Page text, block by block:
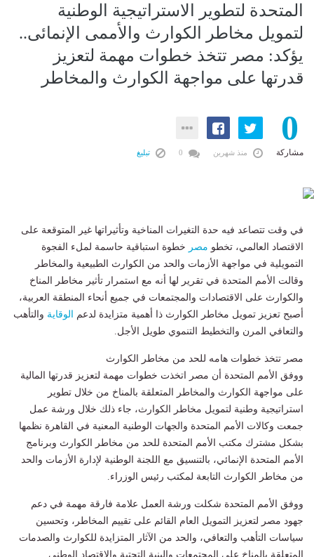
المتحدة لتطوير الاستراتيجية الوطنية
لتمويل مخاطر الكوارث والأممى الإنمائى..
يؤكد: مصر تتخذ خطوات مهمة لتعزيز
قدرتها على مواجهة الكوارث والمخاطر
0
مشاركة منذ شهرين تبليغ
في وقت تتصاعد فيه حدة التغيرات المناخية وتأثيراتها غير المتوقعة على
الاقتصاد العالمي، تخطو مصر خطوة استباقية حاسمة لملء الفجوة
التمويلية في مواجهة الأزمات والحد من الكوارث الطبيعية والمخاطر
وقالت الأمم المتحدة في تقرير لها أنه مع استمرار تأثير مخاطر المناخ
والكوارث على الاقتصادات والمجتمعات في جميع أنحاء المنطقة العربية،
أصبح تعزيز تمويل مخاطر الكوارث ذا أهمية متزايدة لدعم
الوقاية والتأهب
والتعافي المرن والتخطيط التنموي طويل الأجل.
مصر تتخذ خطوات هامه للحد من مخاطر الكوارث
ووفق الأمم المتحدة أن مصر اتخذت خطوات مهمة لتعزيز قدرتها المالية
على مواجهة الكوارث والمخاطر المتعلقة بالمناخ من خلال تطوير
استراتيجية وطنية لتمويل مخاطر الكوارث، جاء ذلك خلال ورشة عمل
جمعت وكالات الأمم المتحدة والجهات الوطنية المعنية في القاهرة نظمها
بشكل مشترك مكتب الأمم المتحدة للحد من مخاطر الكوارث وبرنامج
الأمم المتحدة الإنمائي، بالتنسيق مع اللجنة الوطنية لإدارة الأزمات والحد
من مخاطر الكوارث التابعة لمكتب رئيس الوزراء.
ووفق الأمم المتحدة شكلت ورشة العمل علامة فارقة مهمة في دعم
جهود مصر لتعزيز التمويل العام القائم على تقييم المخاطر، وتحسين
سياسات التأهب والتعافي، والحد من الآثار المتزايدة للكوارث والصدمات
المتعلقة بالمناخ على المجتمعات والبنية التحتية والاقتصاد الوطني.